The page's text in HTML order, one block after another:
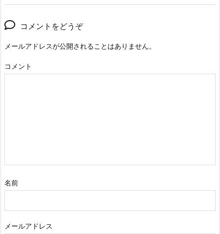
コメントをどうぞ
メールアドレスが公開されることはありません。
コメント
名前
メールアドレス